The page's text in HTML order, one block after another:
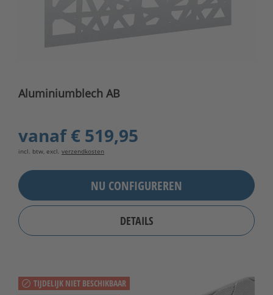
Aluminiumblech AB
vanaf€ 519,95
incl. btw, excl. verzendkosten
NU CONFIGUREREN
DETAILS
TIJDELIJK NIET BESCHIKBAAR